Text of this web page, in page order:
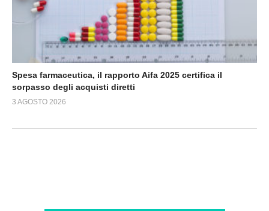
Spesa farmaceutica, il rapporto Aifa 2025 certifica il
sorpasso degli acquisti diretti
3 AGOSTO 2026